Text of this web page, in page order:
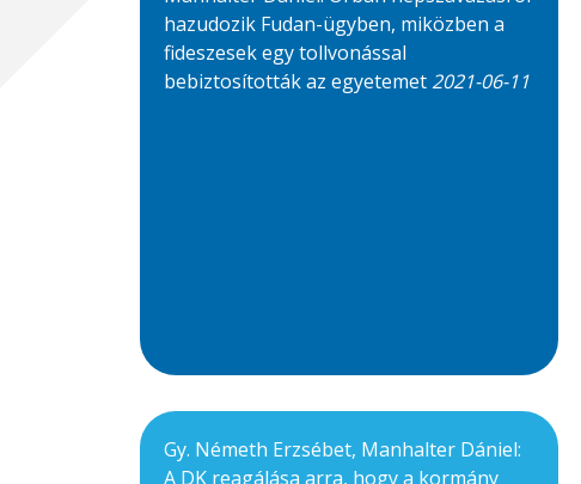
hazudozik Fudan-ügyben, miközben a
fideszesek egy tollvonással
bebiztosították az egyetemet 2021-06-11
Gy. Németh Erzsébet, Manhalter Dániel:
A DK reagálása arra, hogy a kormány